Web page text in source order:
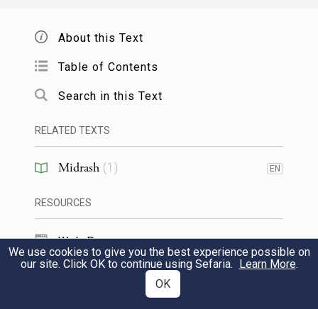
שהאשה תדחוק עצמה לאכול מה
שרוצה בעלה ולא מה שהיא רוצה
אעפ"י שמצטערת. אבל שתדבר האשה
בלשון בעלה אם הוא מלשון אחרת הוא
דבר נמנע והפך הנהוג. כי נוהג שבעולם
הוא שהאיש שהוא מדי ונושא אשה
פרסית. וכי היא מדברת בלשון מדי
בתמיה. וכן איש שהוא פרסי ונושא
אשה מדיית וכי היא מדברת בלשון פרסי
About this Text
Table of Contents
Search in this Text
RELATED TEXTS
Midrash (1 ) EN
RESOURCES
Web Pages
We use cookies to give you the best experience possible on
our site. Click OK to continue using Sefaria. Learn More.
OK